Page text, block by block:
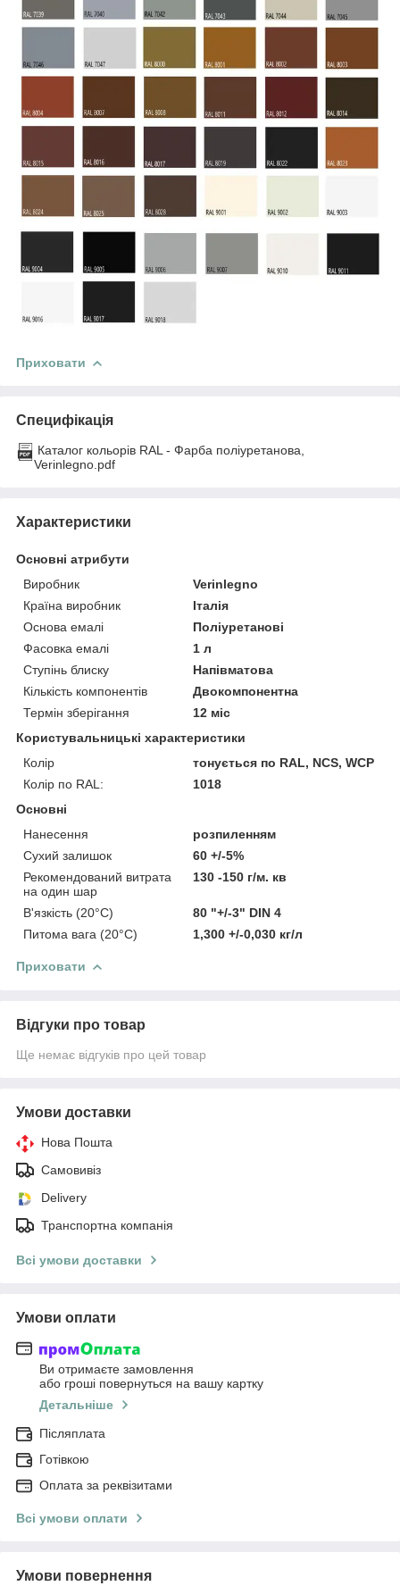
Приховати
Специфікація
Каталог кольорів RAL - Фарба поліуретанова,
Verinlegno.pdf
Характеристики
Основні атрибути
Виробник
Verinlegno
Країна виробник
Італія
Основа емалі
Поліуретанові
Фасовка емалі
1 л
Ступінь блиску
Напівматова
Кількість компонентів
Двокомпонентна
Термін зберігання
12 міс
Користувальницькі характеристики
Колір
тонується по RAL, NCS, WCP
Колір по RAL:
1018
Основні
Нанесення
розпиленням
Сухий залишок
60 +/-5%
Рекомендований витрата
на один шар
130 -150 г/м. кв
В'язкість (20°C)
80 "+/-3" DIN 4
Питома вага (20°C)
1,300 +/-0,030 кг/л
Приховати
Відгуки про товар
Ще немає відгуків про цей товар
Умови доставки
Нова Пошта
Самовивіз
Delivery
Транспортна компанія
Всі умови доставки
Умови оплати
Ви отримаєте замовлення
або гроші повернуться на вашу картку
Детальніше
Післяплата
Готівкою
Оплата за реквізитами
Всі умови оплати
Умови повернення